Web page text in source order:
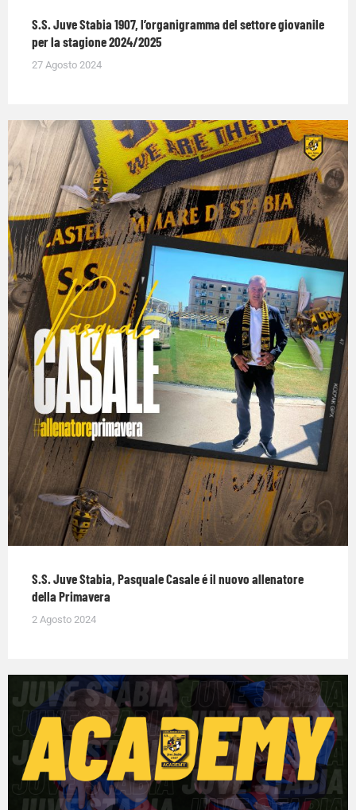
S.S. Juve Stabia 1907, l’organigramma del settore giovanile
per la stagione 2024/2025
27 Agosto 2024
S.S. Juve Stabia, Pasquale Casale é il nuovo allenatore
della Primavera
2 Agosto 2024